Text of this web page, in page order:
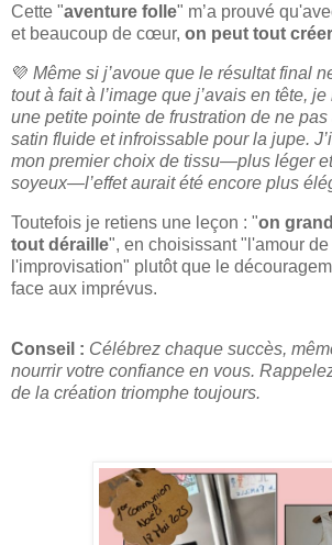
Cette "aventure folle" m’a prouvé
et beaucoup de cœur, on peut tout créer
💜 Même si j’avoue que le résultat final
tout à fait à l’image que j’avais en tête,
une petite pointe de frustration de ne
satin fluide et infroissable pour la jupe.
mon premier choix de tissu—plus léger
soyeux—l’effet aurait été encore plus
Toutefois je retiens une leçon : "on
tout déraille", en choisissant "l'amour
l'improvisation" plutôt que le
face aux imprévus.
Conseil : Célébrez chaque succès,
nourrir votre confiance en vous.
de la création triomphe toujours.